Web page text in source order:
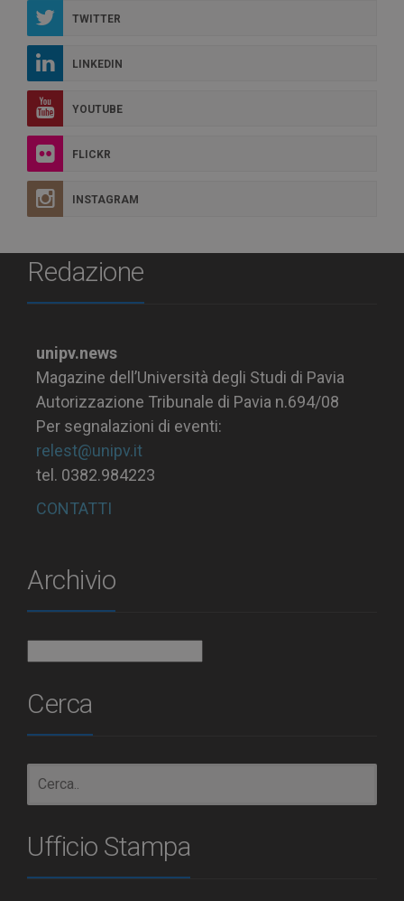
TWITTER
LINKEDIN
YOUTUBE
FLICKR
INSTAGRAM
Redazione
unipv.news
Magazine dell’Università degli Studi di Pavia
Autorizzazione Tribunale di Pavia n.694/08
Per segnalazioni di eventi:
relest@unipv.it
tel. 0382.984223
CONTATTI
Archivio
Cerca
Ufficio Stampa